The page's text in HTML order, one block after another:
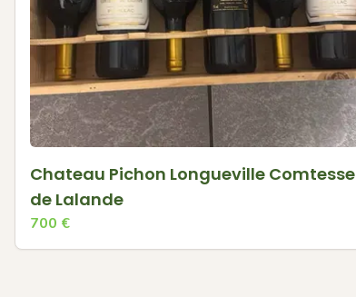
Chateau Pichon Longueville Comtesse
de Lalande
700 €